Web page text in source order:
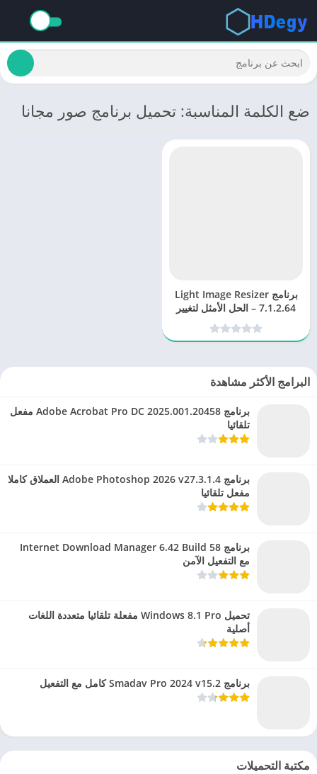
ضع الكلمة المناسبة: تحميل برنامج صور مجانا
برنامج Light Image Resizer
7.1.2.64 – الحل الأمثل لتغيير
حجم الصور وضغطها
البرامج الأكثر مشاهدة
برنامج Adobe Acrobat Pro DC 2025.001.20458 مفعل
تلقائيا
برنامج Adobe Photoshop 2026 v27.3.1.4 العملاق كاملا
مفعل تلقائيا
برنامج Internet Download Manager 6.42 Build 58
مع التفعيل الآمن
تحميل Windows 8.1 Pro مفعلة تلقائيا متعددة اللغات
أصلية
برنامج Smadav Pro 2024 v15.2 كامل مع التفعيل
مكتبة التحميلات